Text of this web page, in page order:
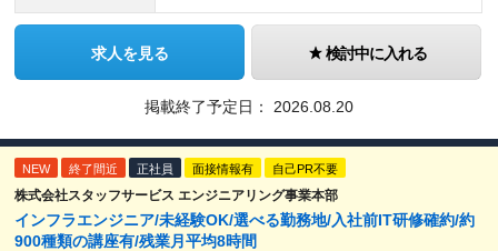
求人を見る 検討中に入れる
掲載終了予定日： 2026.08.20
NEW 終了間近 正社員 面接情報有 自己PR不要
株式会社スタッフサービス エンジニアリング事業本部
インフラエンジニア/未経験OK/選べる勤務地/入社前IT研修確約/約
900種類の講座有/残業月平均8時間